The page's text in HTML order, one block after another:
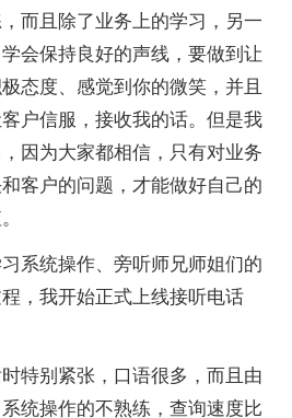
而且除了业务上的学习，另一
会保持良好的声线，要做到让
态度、感觉到你的微笑，并且
户信服，接收我的话。但是我
因为大家都相信，只有对业务
客户的问题，才能做好自己的
统操作、旁听师兄师姐们的
，我开始正式上线接听电话
别紧张，口语很多，而且由
统操作的不熟练，查询速度比